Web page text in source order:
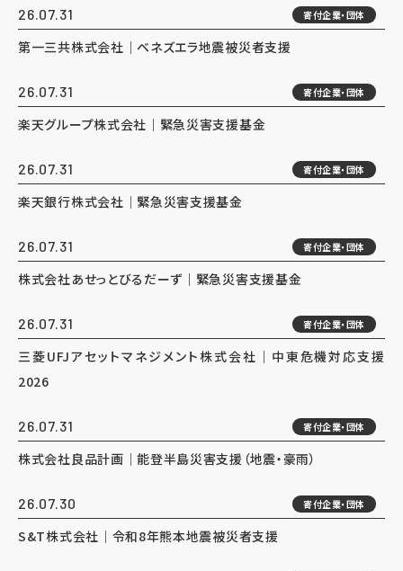
26.07.31 寄付企業・団体
第一三共株式会社｜ベネズエラ地震被災者支援
26.07.31 寄付企業・団体
楽天グループ株式会社｜緊急災害支援基金
26.07.31 寄付企業・団体
楽天銀行株式会社｜緊急災害支援基金
26.07.31 寄付企業・団体
株式会社あせっとびるだーず｜緊急災害支援基金
26.07.31 寄付企業・団体
三菱UFJアセットマネジメント株式会社｜中東危機対応支援
2026
26.07.31 寄付企業・団体
株式会社良品計画｜能登半島災害支援（地震・豪雨）
26.07.30 寄付企業・団体
S&T株式会社｜令和8年熊本地震被災者支援